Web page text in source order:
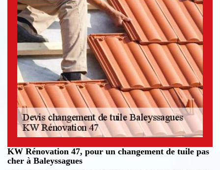
KW Rénovation 47, pour un changement de tuile pas
cher à Baleyssagues